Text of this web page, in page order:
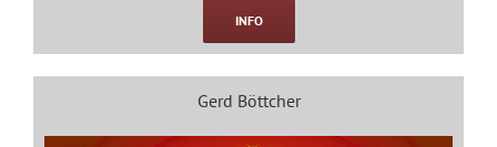
INFO
Gerd Böttcher